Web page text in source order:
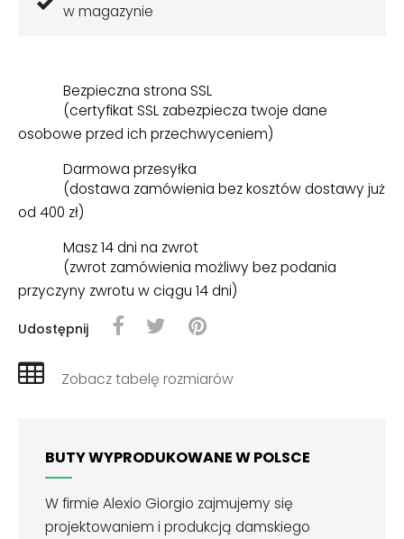
w magazynie
Bezpieczna strona SSL
(certyfikat SSL zabezpiecza twoje dane
osobowe przed ich przechwyceniem)
Darmowa przesyłka
(dostawa zamówienia bez kosztów dostawy już
od 400 zł)
Masz 14 dni na zwrot
(zwrot zamówienia możliwy bez podania
przyczyny zwrotu w ciągu 14 dni)
Udostępnij
Zobacz tabelę rozmiarów
BUTY WYPRODUKOWANE W POLSCE
W firmie Alexio Giorgio zajmujemy się
projektowaniem i produkcją damskiego